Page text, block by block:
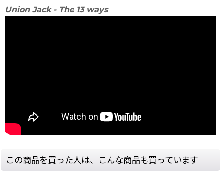
Union Jack - The 13 ways
この商品を買った人は、こんな商品も買っています